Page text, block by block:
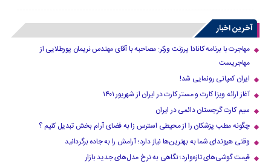
آخرین اخبار
مهاجرت با برنامه کانادا پرزنت ورکر: مصاحبه با آقای مهندس نریمان پورطلایی از
مهاجریست
ایران کمپانی رونمایی شد!
آغاز ارائه ویزا کارت و مستر کارت در ایران از شهریور ۱۴۰۱
سیم کارت گرجستان دائمی در ایران
چگونه مطب پزشکان را از محیطی استرس زا به فضای آرام بخش تبدیل کنیم ؟
وقتی هیوندای شما به بهترین‌ها نیاز دارد؛ آرامش را به جاده برگردانید
قیمت گوشی‌های تازه‌وارد؛ نگاهی به نرخ مدل‌های جدید بازار